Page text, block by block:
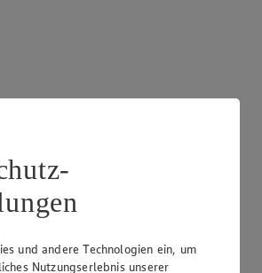
und andere Technologien ein, um
Nutzungserlebnis unserer